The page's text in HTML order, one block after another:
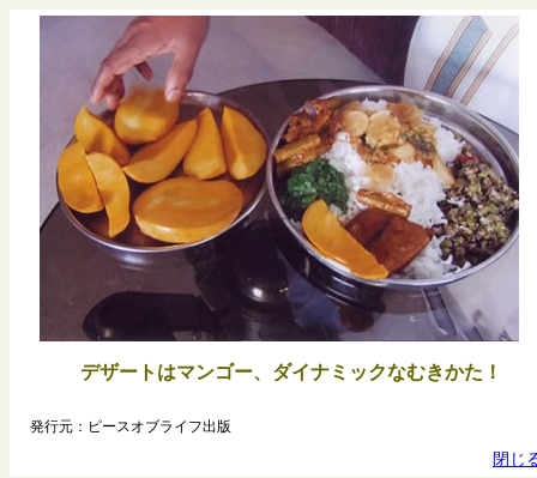
デザートはマンゴー、ダイナミックなむきかた！
発行元：ピースオブライフ出版
閉じ